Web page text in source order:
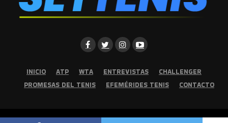
INICIO ATP WTA ENTREVISTAS
CHALLENGER
PROMESAS DEL TENIS
EFEMÉRIDES TENIS CONTACTO